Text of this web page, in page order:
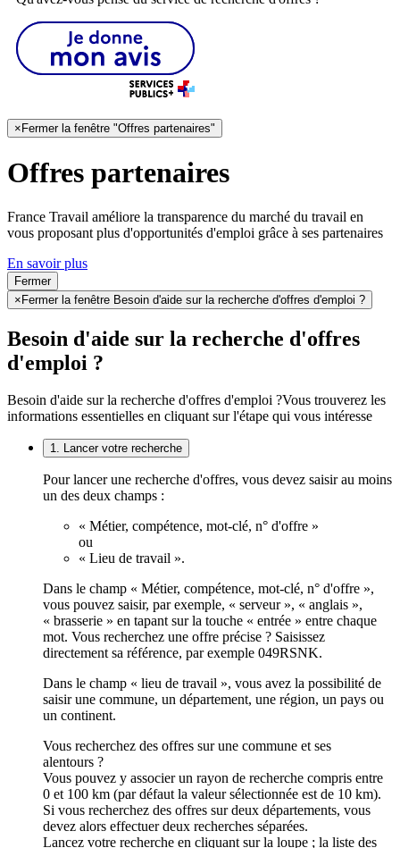
× Fermer la fenêtre "Offres partenaires"
Offres partenaires
France Travail améliore la transparence du marché du travail en
vous proposant plus d'opportunités d'emploi grâce à ses partenaires
En savoir plus
Fermer
×Fermer la fenêtre Besoin d'aide sur la recherche d'offres d'emploi ?
Besoin d'aide sur la recherche d'offres
d'emploi ?
Besoin d'aide sur la recherche d'offres d'emploi ?Vous trouverez les
informations essentielles en cliquant sur l'étape qui vous intéresse
1. Lancer votre recherche
Pour lancer une recherche d'offres, vous devez saisir au moins
un des deux champs :
« Métier, compétence, mot-clé, n° d'offre »
ou
« Lieu de travail ».
Dans le champ « Métier, compétence, mot-clé, n° d'offre »,
vous pouvez saisir, par exemple, « serveur », « anglais »,
« brasserie » en tapant sur la touche « entrée » entre chaque
mot. Vous recherchez une offre précise ? Saisissez
directement sa référence, par exemple 049RSNK.
Dans le champ « lieu de travail », vous avez la possibilité de
saisir une commune, un département, une région, un pays ou
un continent.
Vous recherchez des offres sur une commune et ses
alentours ?
Vous pouvez y associer un rayon de recherche compris entre
0 et 100 km (par défaut la valeur sélectionnée est de 10 km).
Si vous recherchez des offres sur deux départements, vous
devez alors effectuer deux recherches séparées.
Lancez votre recherche en cliquant sur la loupe ; la liste des